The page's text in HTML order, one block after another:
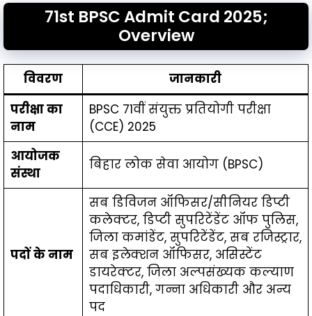
71st BPSC Admit Card 2025;
Overview
विवरण
जानकारी
परीक्षा का
नाम
BPSC 71वीं संयुक्त प्रतियोगी परीक्षा
(CCE) 2025
आयोजक
संस्था
बिहार लोक सेवा आयोग (BPSC)
पदों के नाम
सब डिविजन ऑफिसर/सीनियर डिप्टी
कलेक्टर, डिप्टी सुपरिटेंडेंट ऑफ पुलिस,
जिला कमांडेंट, सुपरिटेंडेंट, सब रजिस्ट्रार,
सब इलेक्शन ऑफिसर, असिस्टेंट
डायरेक्टर, जिला अल्पसंख्यक कल्याण
पदाधिकारी, गन्ना अधिकारी और अन्य
पद